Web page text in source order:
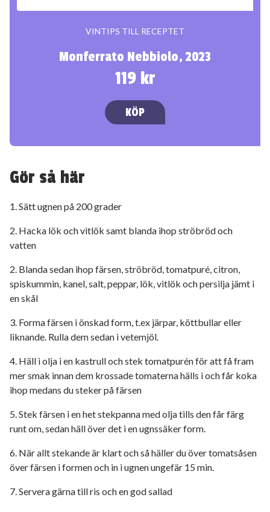
VINTIPS TILL RECEPTET
Monferrato Nebbiolo, 2023
119 kr
KÖP
Gör så här
1. Sätt ugnen på 200 grader
2. Hacka lök och vitlök samt blanda ihop ströbröd och
vatten
2. Blanda sedan ihop färsen, ströbröd, tomatpuré, citron,
spiskummin, kanel, salt, peppar, lök, vitlök och persilja jämt i
en skål
3. Forma färsen i önskad form, t.ex järpar, köttbullar eller
liknande. Rulla dem sedan i vetemjöl.
4. Häll i olja i en kastrull och stek tomatpurén för att få fram
mer smak innan dem krossade tomaterna hälls i och får koka
ihop medans du steker på färsen
5. Stek färsen i en het stekpanna med olja tills den får färg
runt om, sedan häll över det i en ugnssäker form.
6. När allt stekande är klart och så häller du över tomatsåsen
över färsen i formen och in i ugnen ungefär 15 min.
7. Servera gärna till ris och en god sallad